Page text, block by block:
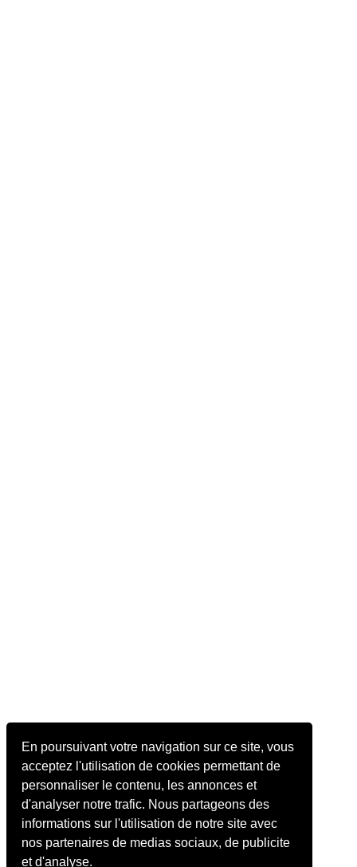
En poursuivant votre navigation sur ce site, vous
acceptez l'utilisation de cookies permettant de
personnaliser le contenu, les annonces et
d'analyser notre trafic. Nous partageons des
informations sur l'utilisation de notre site avec
nos partenaires de medias sociaux, de publicite
et d'analyse.